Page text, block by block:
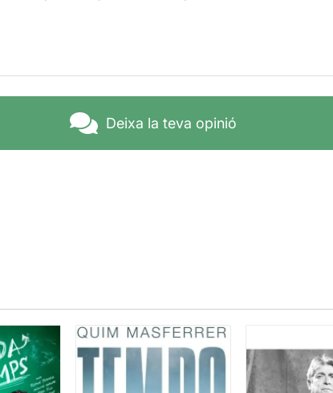
la tardor, present a l’escenari tant en la decadència
escampades pel terra, fins a la felicitat, aquella
empatitzem i que, al final, acabem preguntant-nos
hi aporten grans dosis d’energia, entregant-se en cos
Avís al públic: viurà una sorpresa final on s’endinsarà a
Deixa la teva opinió